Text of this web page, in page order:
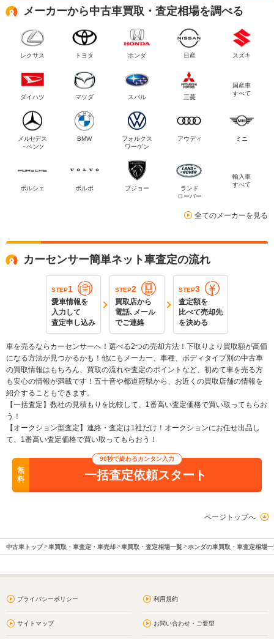
メーカーから中古車買取・査定相場を調べる
レクサス トヨタ ホンダ 日産 スズキ
ダイハツ マツダ スバル 三菱
国産車
すべて
メルセデス
・ベンツ
BMW
フォルクス
ワーゲン
アウディ ミニ
ポルシェ ボルボ プジョー
ランド
ローバー
輸入車
すべて
全てのメーカーを見る
カーセンサー簡単ネット車査定の流れ
STEP1
愛車情報を
入力して
査定申し込み
STEP2
買取店から
電話､メール
でご連絡
STEP3
査定額を
比べて売却先
を決める
車を売るならカーセンサーへ！選べる2つの売却方法！下取りより買取額が高価
になる方法が見つかるかも！他にもメーカー、車種、ボディタイプ別の中古車
の買取情報はもちろん、買取の流れや査定のポイントなど、初めて車を売る方
も安心の情報が満載です！五十音や都道府県から、お近くの買取店舗の情報を
紹介することもできます。
【一括査定】数社の見積もりを比較して、1番高い査定価格で買い取ってもらお
う！
【オークション型査定】連絡・査定は1社だけ！オークションにお任せ出品し
て、1番高い査定価格で買い取ってもらおう！
無
料
90秒で終わるカンタン入力
一括査定依頼スタート
ページトップへ
中古車トップ 車買取・車査定・車売却 車買取・査定相場一覧 ホンダの車買取・車査定相場
プライバシーポリシー 利用規約
サイトマップ お問い合わせ・ご要望